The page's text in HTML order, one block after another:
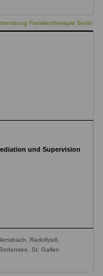
Familientherapie Berlin
und Supervision
Radolfzell,
St. Gallen